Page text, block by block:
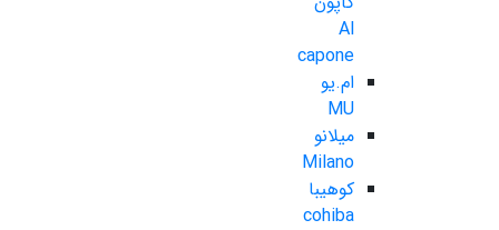
Al
capone
ام.یو
MU
میلانو
Milano
کوهیبا
cohiba